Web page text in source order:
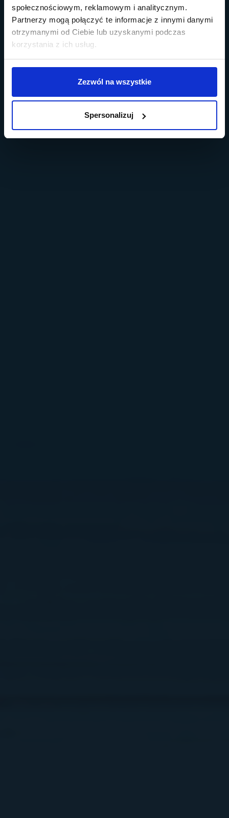
społecznościowym, reklamowym i analitycznym.
Partnerzy mogą połączyć te informacje z innymi danymi
otrzymanymi od Ciebie lub uzyskanymi podczas
korzystania z ich usług.
Zezwól na wszystkie
Spersonalizuj